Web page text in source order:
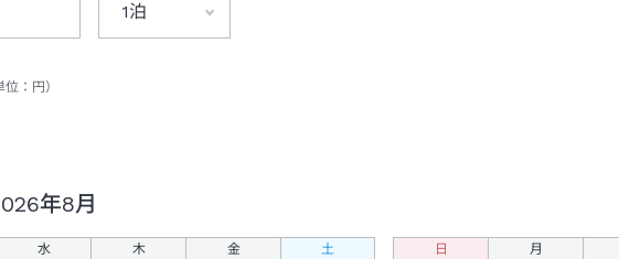
1泊
：円）
年8月
水 木 金
土
日 月